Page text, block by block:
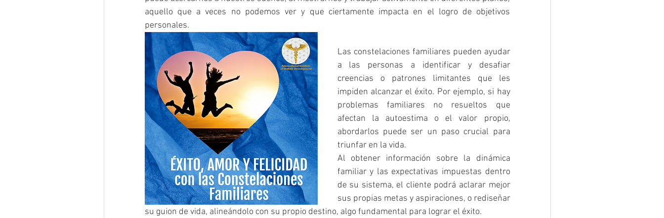
aquello que a veces no podemos ver y que ciertamente impacta en el logro de objetivos
personales.
Las constelaciones familiares pueden ayudar
a las personas a identificar y desafiar
creencias o patrones limitantes que les
impiden alcanzar el éxito. Por ejemplo, si hay
problemas familiares no resueltos que
afectan la autoestima o el valor propio,
abordarlos puede ser un paso crucial para
triunfar en la vida.
Al obtener información sobre la dinámica
familiar y las expectativas impuestas dentro
de su sistema, el cliente podrá aclarar mejor
sus propias metas y aspiraciones, o rediseñar
su guion de vida, alineándolo con su propio destino, algo fundamental para lograr el éxito.